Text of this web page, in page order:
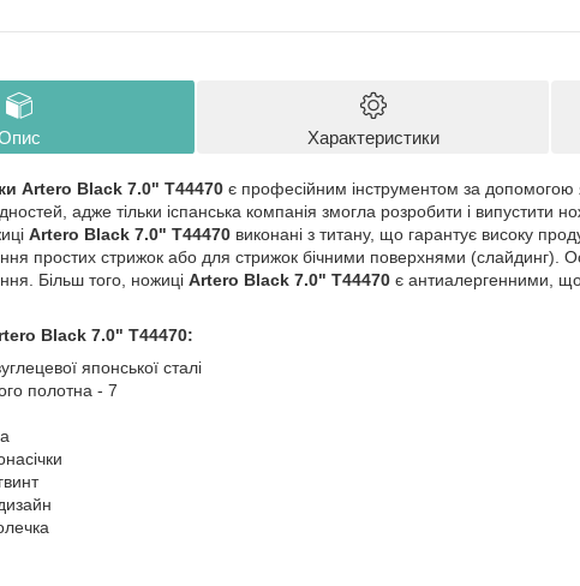
Характеристики
Artero Black 7.0" Т44470 є професійним інструментом за допомогою
адже тільки іспанська компанія змогла розробити і випустити
Artero Black 7.0" Т44470 виконані з титану, що гарантує високу
простих стрижок або для стрижок бічними поверхнями (слайдинг).
Більш того, ножиці Artero Black 7.0" Т44470 є антиалергенними,
Black 7.0" Т44470:
японської сталі
полотна - 7